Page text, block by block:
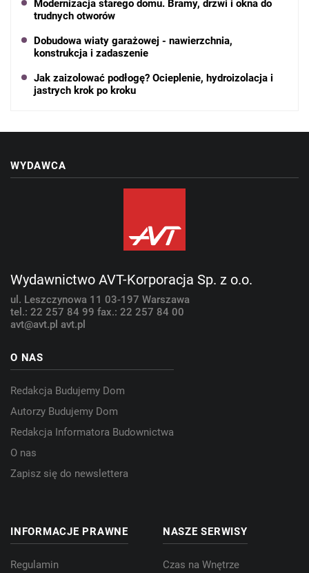
Modernizacja starego domu. Bramy, drzwi i okna do
trudnych otworów
Dobudowa wiaty garażowej - nawierzchnia,
konstrukcja i zadaszenie
Jak zaizolować podłogę? Ocieplenie, hydroizolacja i
jastrych krok po kroku
WYDAWCA
Wydawnictwo AVT-Korporacja Sp. z o.o.
ul. Leszczynowa 11 03-197 Warszawa
tel.: 22 257 84 99 fax.: 22 257 84 00
avt@avt.pl avt.pl
O NAS
Redakcja Budujemy Dom
Autorzy Budujemy Dom
Redakcja Informatora Budownictwa
O nas
Zapisz się do newslettera
INFORMACJE PRAWNE
Regulamin
NASZE SERWISY
Czas na Wnętrze